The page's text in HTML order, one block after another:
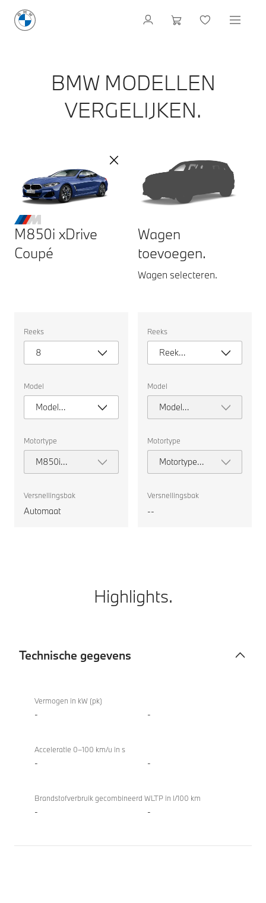
BMW MODELLEN
VERGELIJKEN.
M850i xDrive
Coupé
selecteren.
Reeks
8
Model
Model
selecteren
Motortype
M850i
xDrive
Versnellingsbak
Automaat
Wagen
toevoegen.
Wagen selecteren.
selecteren.
Reeks
Reek
selecteren
Model
Model
selecteren
Motortype
Motortype
selecteren
Versnellingsbak
--
Highlights.
Technische gegevens
gegevens
xDrive
Coupé
Vermogen in kW (pk)
- -
Acceleratie 0–100 km/u in s
- -
Brandstofverbruik gecombineerd WLTP in l/100 km
- -